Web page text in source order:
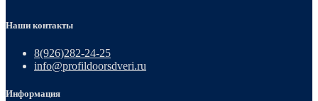
Наши контакты
8(926)282-24-25
info@profildoorsdveri.ru
Информация